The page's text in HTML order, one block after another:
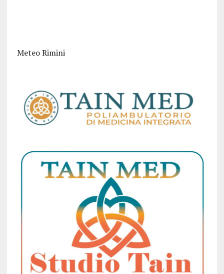
Meteo Rimini